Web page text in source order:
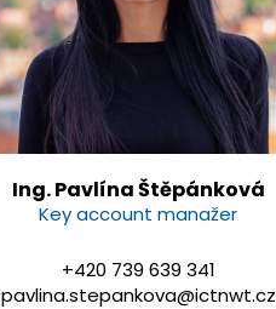
Ing. Pavlína Štěpánková
Key account manažer
+420 739 639 341
pavlina.stepankova@ictnwt.cz